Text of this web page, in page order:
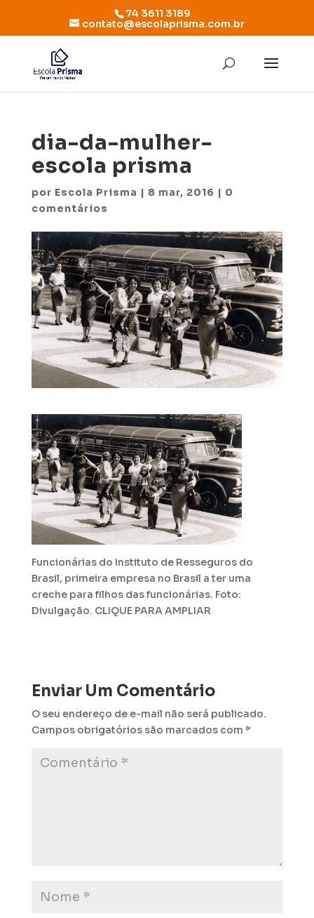
74 3611 3189
contato@escolaprisma.com.br
dia-da-mulher-
escola prisma
por Escola Prisma | 8 mar, 2016 | 0
comentários
Funcionárias do Instituto de Resseguros do
Brasil, primeira empresa no Brasil a ter uma
creche para filhos das funcionárias. Foto:
Divulgação. CLIQUE PARA AMPLIAR
Enviar Um Comentário
O seu endereço de e-mail não será publicado.
Campos obrigatórios são marcados com *